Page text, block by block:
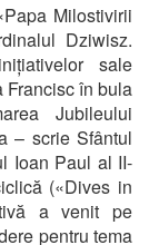
Milostivirii
Dziwisz.
sale
Francisc în bula
Jubileului
– scrie Sfântul
Ioan Paul al II-
(«Dives in
a venit pe
pentru tema